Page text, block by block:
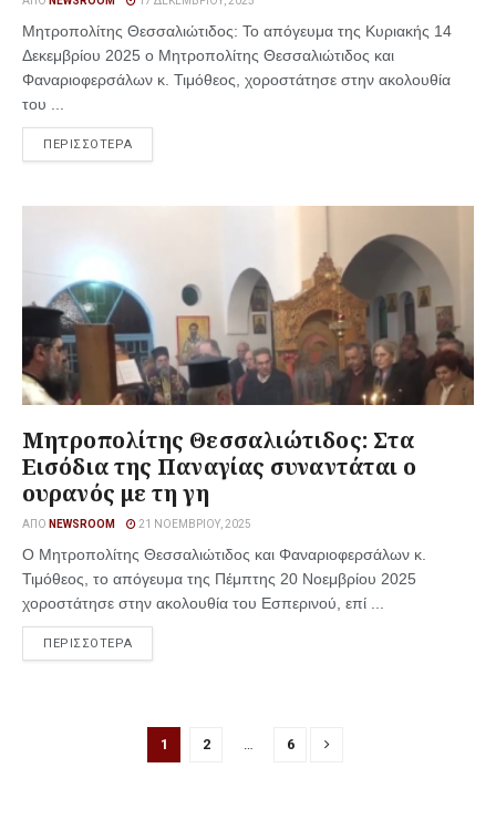
Μητροπολίτης Θεσσαλιώτιδος: Το απόγευμα της Κυριακής 14
Δεκεμβρίου 2025 ο Μητροπολίτης Θεσσαλιώτιδος και
Φαναριοφερσάλων κ. Τιμόθεος, χοροστάτησε στην ακολουθία
του ...
ΠΕΡΙΣΣΟΤΕΡΑ
Μητροπολίτης Θεσσαλιώτιδος: Στα
Εισόδια της Παναγίας συναντάται ο
ουρανός με τη γη
ΑΠΌ NEWSROOM 21 ΝΟΕΜΒΡΊΟΥ, 2025
Ο Μητροπολίτης Θεσσαλιώτιδος και Φαναριοφερσάλων κ.
Τιμόθεος, το απόγευμα της Πέμπτης 20 Νοεμβρίου 2025
χοροστάτησε στην ακολουθία του Εσπερινού, επί ...
ΠΕΡΙΣΣΟΤΕΡΑ
1 2 … 6